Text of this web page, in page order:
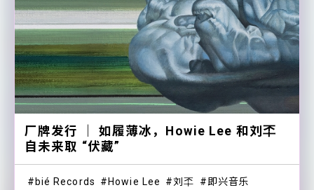
厂牌发行 ｜ 如履薄冰，Howie Lee 和刘㔻
自未来取 “伏藏”
bié Records Howie Lee 刘㔻
即兴音乐